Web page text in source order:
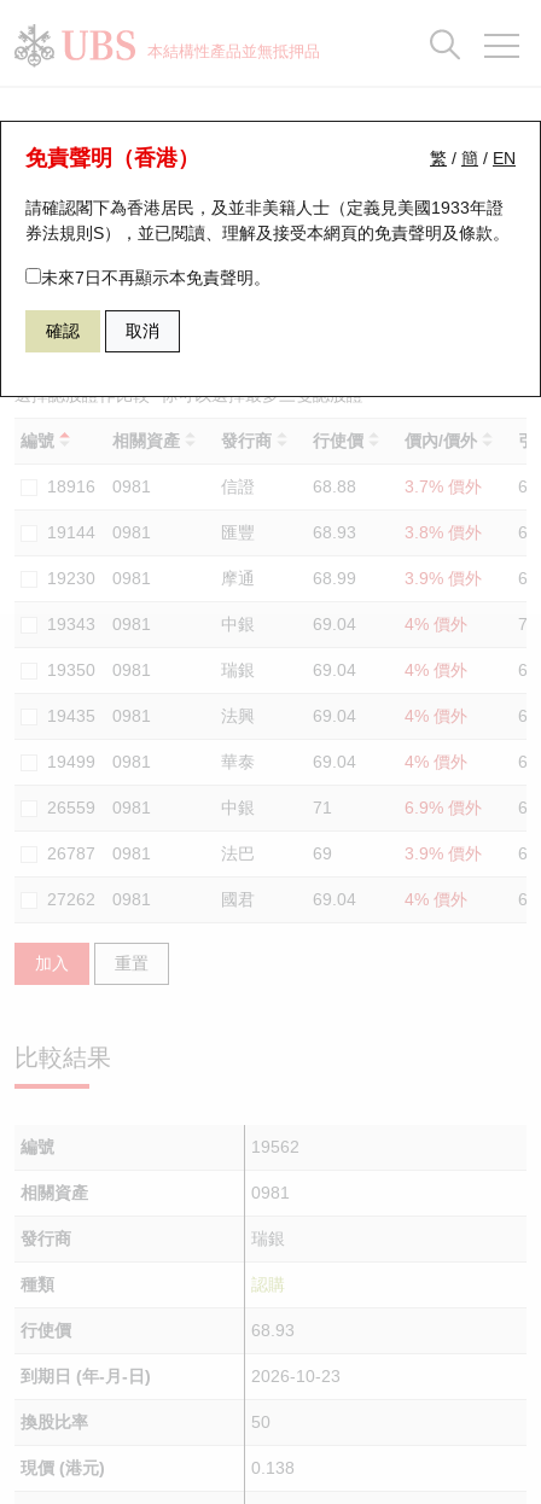
本結構性產品並無抵押品
繁 / 簡 / EN
免責聲明（香港）
請確認閣下為香港居民，及並非美籍人士（定義見美國1933年證
券法規則S），並已閱讀、理解及接受本網頁的免責聲明及條款。
未來7日不再顯示本免責聲明。
確認 取消
認股證分析儀
表現 街貨統計 比較
19562 瑞銀認購 0981 中芯國際
選擇認股證作比較*你可以選擇最多三隻認股證
編號 相關資產 發行商 行使價 價內/價外 引
18916 0981 信證 68.88 3.7% 價外
19144 0981 匯豐 68.93 3.8% 價外
19230 0981 摩通 68.99 3.9% 價外
19343 0981 中銀 69.04 4% 價外
19350 0981 瑞銀 69.04 4% 價外
19435 0981 法興 69.04 4% 價外
19499 0981 華泰 69.04 4% 價外
26559 0981 中銀 71 6.9% 價外
26787 0981 法巴 69 3.9% 價外
27262 0981 國君 69.04 4% 價外
加入 重置
比較結果
編號 19562
相關資產 0981
發行商 瑞銀
種類 認購
行使價 68.93
到期日 (年-月-日) 2026-10-23
換股比率 50
現價 (港元) 0.138
瑞銀認股證一覽
新發行瑞銀認股證
即將到期認股證
認股證到期結算價查詢
認股證分析儀
認股證速算機
認股證/牛熊證日誌
認股證文件及公告
街貨統計
比較
牛熊全景快搜
牛熊證搜尋
牛熊證街貨分佈圖
正股牛熊證列表
新發行瑞銀牛熊證
已收回牛熊證剩餘價值
牛熊證到期結算價查詢
牛熊證分析儀
牛熊證文件及公告
牛熊證文件及公告 (瑞信)
街貨統計
比較
十大升幅/跌幅
十大認股證成交分佈
十天股證佔大市成交
資金流
街貨統計
三十大平均引伸波幅
正股分析儀
二十大活躍股份
恒指成份股
國指成份股
科指成份股
相關資產沽空
中資ETFs溢價比較
AH 股價對照
ADR
收市競價變化
持股比重
顯示所有持股比重
每月輪證大市專題
輪證專欄
講座及教育短片
認股證投資者教育
牛熊證投資者教育
認股證牛熊證常問問題